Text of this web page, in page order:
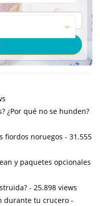
¿Por qué no se hunden?
fiordos noruegos - 31.555
y paquetes opcionales
- 25.898 views
durante tu crucero -